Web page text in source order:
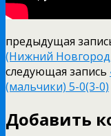
предыдущая
(Нижний
следующая запись
(мальчики) 5-0(3-0)
Добавить